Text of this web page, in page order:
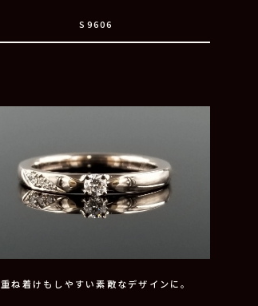
S9606
重ね着けもしやすい素敵なデザインに。